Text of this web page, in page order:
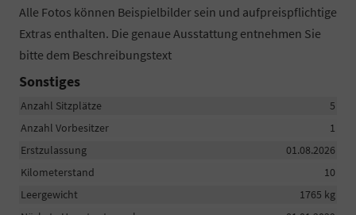
Alle Fotos können Beispielbilder sein und aufpreispflichtige
Extras enthalten. Die genaue Ausstattung entnehmen Sie
bitte dem Beschreibungstext
Sonstiges
Anzahl Sitzplätze
5
Anzahl Vorbesitzer
1
Erstzulassung
01.08.2026
Kilometerstand
10
Leergewicht
1765 kg